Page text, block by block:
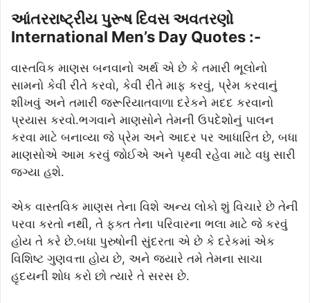
આંતરરાષ્ટ્રીય પુરૂષ દિવસ અવતરણો
International Men’s Day Quotes :-
વાસ્તવિક માણસ બનવાનો અર્થ એ છે કે તમારી ભૂલોનો
સામનો કેવી રીતે કરવો, કેવી રીતે માફ કરવું, પ્રેમ કરવાનું
શીખવું અને તમારી જરૂરિયાતવાળા દરેકને મદદ કરવાનો
પ્રયાસ કરવો.ભગવાને માણસોને તેમની ઉપદેશોનું પાલન
કરવા માટે બનાવ્યા જે પ્રેમ અને આદર પર આધારિત છે, બધા
માણસોએ આમ કરવું જોઈએ અને પૃથ્વી રહેવા માટે વધુ સારી
જગ્યા હશે.
એક વાસ્તવિક માણસ તેના વિશે અન્ય લોકો શું વિચારે છે તેની
પરવા કરતો નથી, તે ફક્ત તેના પરિવારના ભલા માટે જે કરવું
હોય તે કરે છે.બધા પુરુષોની સુંદરતા એ છે કે દરેકમાં એક
વિશિષ્ટ ગુણવત્તા હોય છે, અને જ્યારે તમે તેમના સાચા
હૃદયની શોધ કરો છો ત્યારે તે સરસ છે.